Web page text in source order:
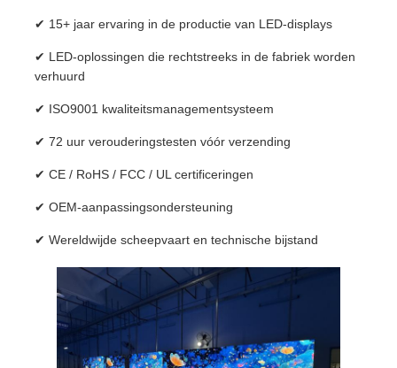
✔ 15+ jaar ervaring in de productie van LED-displays
✔ LED-oplossingen die rechtstreeks in de fabriek worden
verhuurd
✔ ISO9001 kwaliteitsmanagementsysteem
✔ 72 uur verouderingstesten vóór verzending
✔ CE / RoHS / FCC / UL certificeringen
✔ OEM-aanpassingsondersteuning
✔ Wereldwijde scheepvaart en technische bijstand